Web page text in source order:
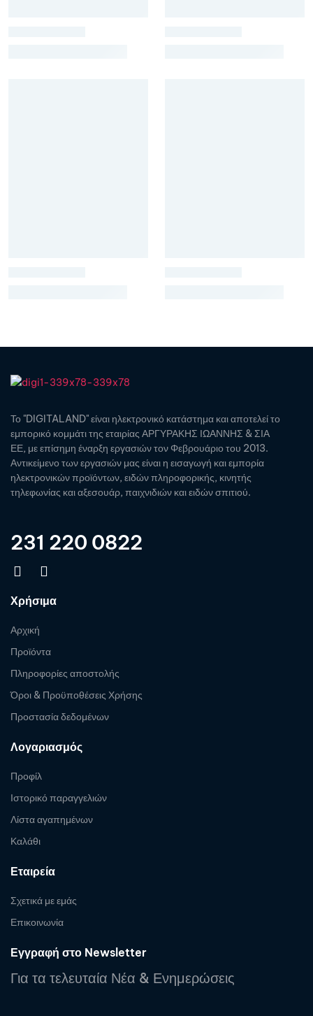
Το "DIGITALAND" είναι ηλεκτρονικό κατάστημα και αποτελεί το
εμπορικό κομμάτι της εταιρίας ΑΡΓΥΡΑΚΗΣ ΙΩΑΝΝΗΣ & ΣΙΑ
ΕΕ, με επίσημη έναρξη εργασιών τον Φεβρουάριο του 2013.
Αντικείμενο των εργασιών μας είναι η εισαγωγή και εμπορία
ηλεκτρονικών προϊόντων, ειδών πληροφορικής, κινητής
τηλεφωνίας και αξεσουάρ, παιχνιδιών και ειδών σπιτιού.
231 220 0822
Χρήσιμα
Αρχική
Προϊόντα
Πληροφορίες αποστολής
Όροι & Προϋποθέσεις Χρήσης
Προστασία δεδομένων
Λογαριασμός
Προφίλ
Ιστορικό παραγγελιών
Λίστα αγαπημένων
Καλάθι
Εταιρεία
Σχετικά με εμάς
Επικοινωνία
Εγγραφή στο Newsletter
Για τα τελευταία Νέα & Ενημερώσεις